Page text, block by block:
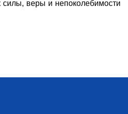
силы, веры и непоколебимости